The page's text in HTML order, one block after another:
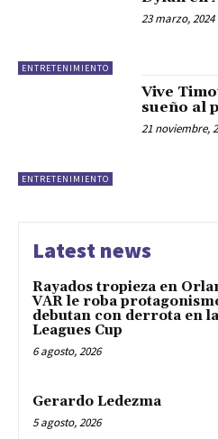
ENTRETENIMIENTO
23 marzo, 2024
ENTRETENIMIENTO
Vive
sueño al
21 noviembre,
Latest news
Rayados tropieza en
VAR le roba
debutan con derrota en la
Leagues Cup
6 agosto, 2026
Gerardo Ledezma
5 agosto, 2026